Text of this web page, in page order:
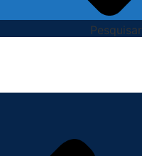
Pesquisar